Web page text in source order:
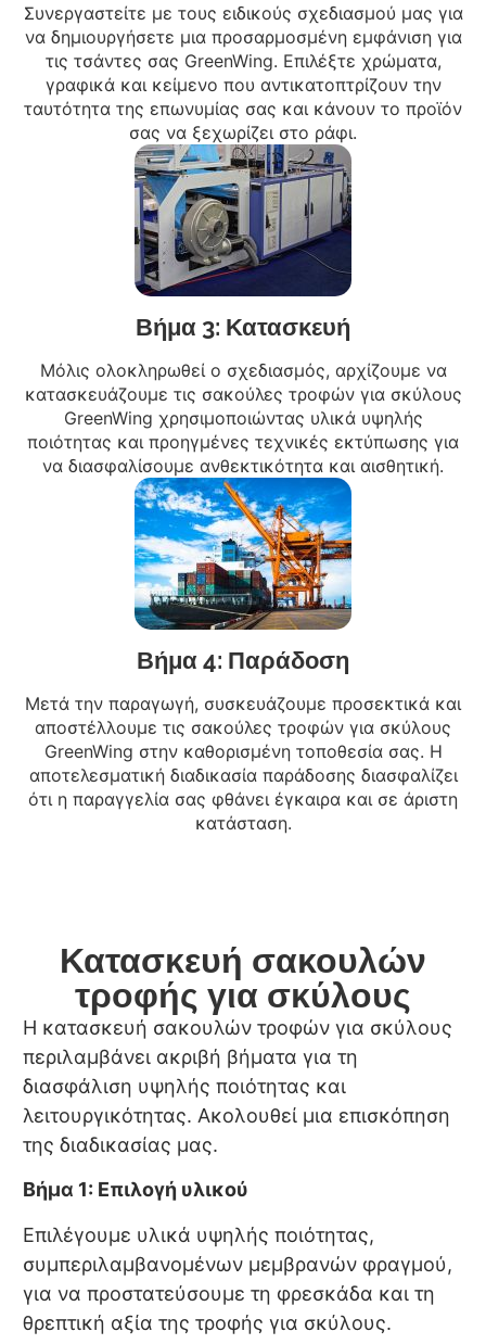
Συνεργαστείτε με τους ειδικούς σχεδιασμού μας για
να δημιουργήσετε μια προσαρμοσμένη εμφάνιση για
τις τσάντες σας GreenWing. Επιλέξτε χρώματα,
γραφικά και κείμενο που αντικατοπτρίζουν την
ταυτότητα της επωνυμίας σας και κάνουν το προϊόν
σας να ξεχωρίζει στο ράφι.
Βήμα 3: Κατασκευή
Μόλις ολοκληρωθεί ο σχεδιασμός, αρχίζουμε να
κατασκευάζουμε τις σακούλες τροφών για σκύλους
GreenWing χρησιμοποιώντας υλικά υψηλής
ποιότητας και προηγμένες τεχνικές εκτύπωσης για
να διασφαλίσουμε ανθεκτικότητα και αισθητική.
Βήμα 4: Παράδοση
Μετά την παραγωγή, συσκευάζουμε προσεκτικά και
αποστέλλουμε τις σακούλες τροφών για σκύλους
GreenWing στην καθορισμένη τοποθεσία σας. Η
αποτελεσματική διαδικασία παράδοσης διασφαλίζει
ότι η παραγγελία σας φθάνει έγκαιρα και σε άριστη
κατάσταση.
Κατασκευή σακουλών
τροφής για σκύλους
Η κατασκευή σακουλών τροφών για σκύλους
περιλαμβάνει ακριβή βήματα για τη
διασφάλιση υψηλής ποιότητας και
λειτουργικότητας. Ακολουθεί μια επισκόπηση
της διαδικασίας μας.
Βήμα 1: Επιλογή υλικού
Επιλέγουμε υλικά υψηλής ποιότητας,
συμπεριλαμβανομένων μεμβρανών φραγμού,
για να προστατεύσουμε τη φρεσκάδα και τη
θρεπτική αξία της τροφής για σκύλους.